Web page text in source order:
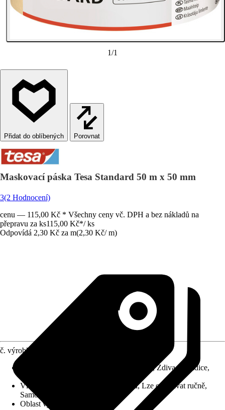
1/1
Porovnat
Maskovací páska Tesa Standard 50 m x 50 mm
3(2 Hodnocení)
cenu — 115,00 Kč * Všechny ceny vč. DPH a bez nákladů na
přepravu za ks115,00 Kč*/ ks
Odpovídá 2,30 Kč za m(2,30 Kč/ m)
č. výrobku
Dřevo, Sádrokarton, Zdiva, Dlaždice,
Vlastnosti
Beze zbytku odstranitelná, Lze odtrhávat ručně,
Samolepicí
Oblast využití